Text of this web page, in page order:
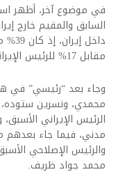
في موضوع آخر، أظهر
السابق والمقيم خارج
مقابل 17% للرئيس الإيراني الحالي إبراهيم رئيسي.
وجاء بعد “رئيسي” في
محمدي، ونسرین
الرئيس الإيراني
مدني، فيما جاء بعدهم
والرئيس الإصلاحي
محمد جواد ظريف.